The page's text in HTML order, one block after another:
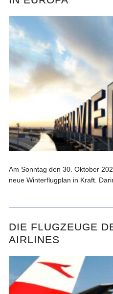
Am Sonntag den 30. Oktober
neue Winterflugplan in Kraft.
DIE FLUGZEUGE
AIRLINES